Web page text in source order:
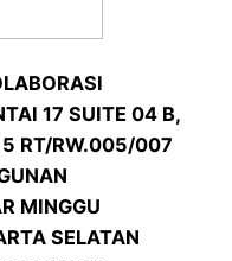
17 SUITE 04 B,
5 RT/RW.005/007
MINGGU
SELATAN